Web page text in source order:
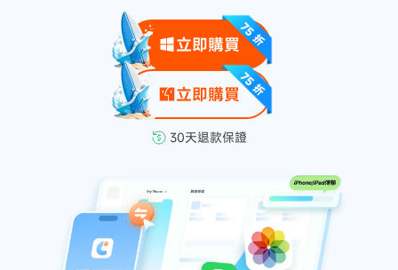
立即購買
立即購買
30天退款保證